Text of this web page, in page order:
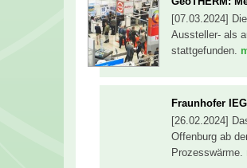
[07.03.2024]
Aussteller- als
stattgefunden.
Fraunhofer
[26.02.2024]
Offenburg ab
Prozesswärme.